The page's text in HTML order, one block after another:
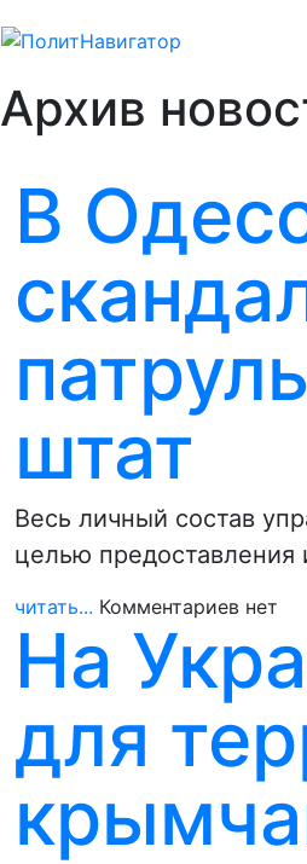
Архив
В
штат
Весь личный состав
целью
читать... Комментариев нет
На
для